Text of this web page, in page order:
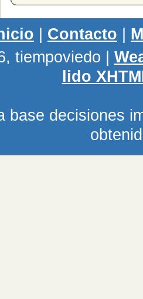
Contacto
tiempoviedo
lido
base decisiones